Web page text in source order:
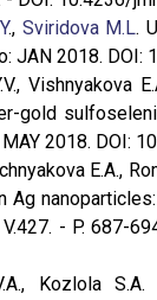
., Sviridova M.L.
2018. DOI:
gold
2018. DOI:
E.A.,
- P. 687-
Kozlola